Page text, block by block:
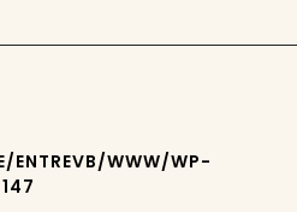
ENTREVB/WWW/WP-
147